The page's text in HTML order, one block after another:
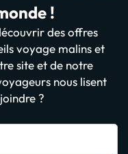
!
des offres
voyage malins et
site et de notre
nous lisent
?